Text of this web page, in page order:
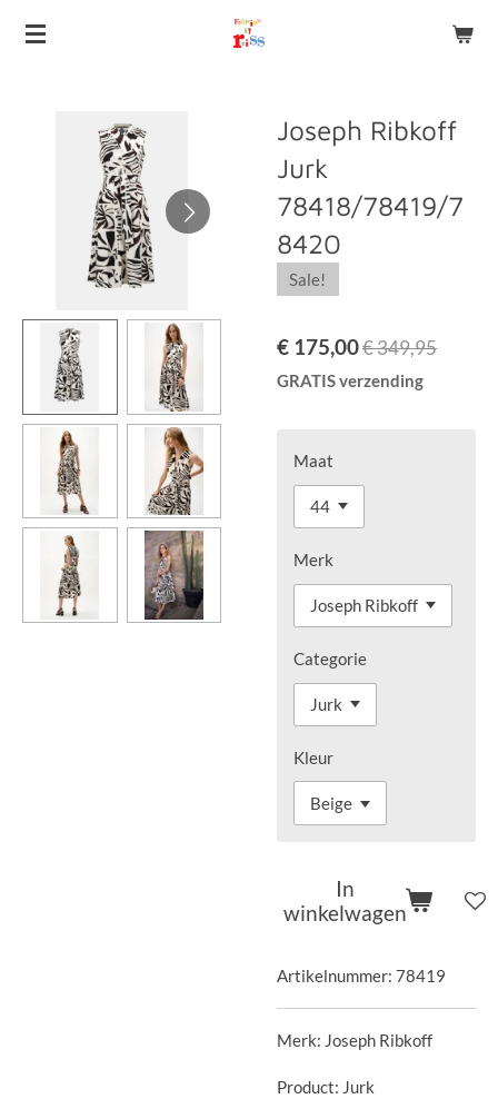
Ga
hoofdinhoud
Joseph Ribkoff
Jurk
78418/78419/7
8420
Sale!
€ 175,00€ 349,95
GRATIS verzending
Maat
Merk
Categorie
Kleur
In
winkelwagen
Artikelnummer: 78419
Merk: Joseph Ribkoff
Product: Jurk